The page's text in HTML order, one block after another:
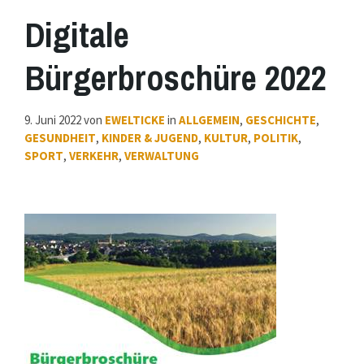
Digitale
Bürgerbroschüre 2022
9. Juni 2022von EWELTICKE in ALLGEMEIN, GESCHICHTE,
GESUNDHEIT, KINDER & JUGEND, KULTUR, POLITIK,
SPORT, VERKEHR, VERWALTUNG